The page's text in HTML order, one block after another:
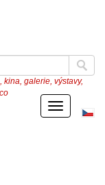
kina, galerie, výstavy,
Menu